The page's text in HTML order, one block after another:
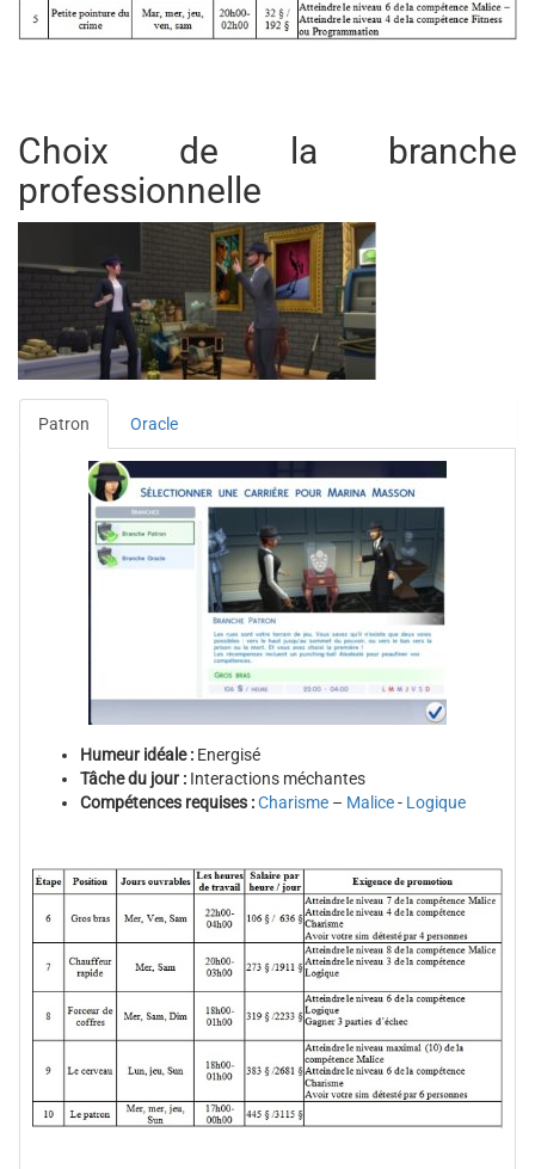
Choix de la branche
professionnelle
Patron Oracle
Humeur idéale : Energisé
Tâche du jour : Interactions méchantes
Compétences requises :Charisme – Malice- Logique